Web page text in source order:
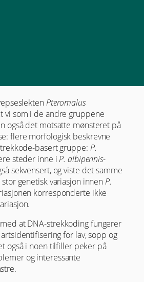
Pteromalus
vi som i de andre gruppene
også det motsatte mønsteret på
flere morfologisk beskrevne
basert gruppe: P.
steder inne iP. albipennis-
sekvensert, og viste det samme
genetisk variasjon innenP.
korresponderte ikke
at DNA-strekkoding fungerer
for lav, sopp og
også i noen tilfiller peker på
og interessante